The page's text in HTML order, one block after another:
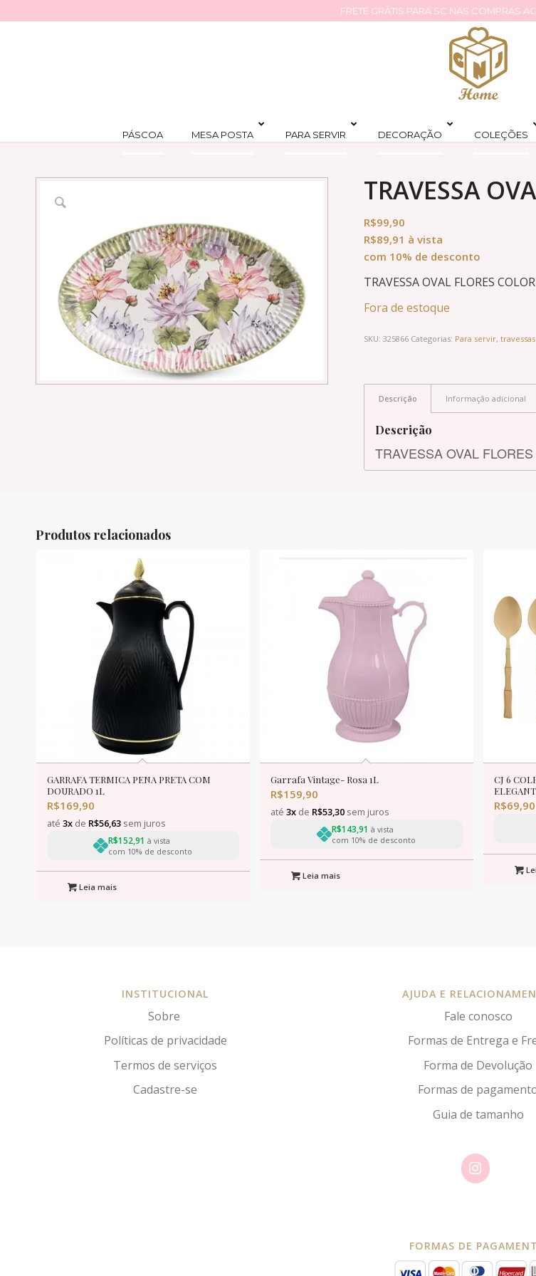
FRETE GRÁTIS PARA SC NAS COMPRAS
PÁSCOA MESA POSTA PARA SERVIR DECORAÇÃO COLEÇÕES
TRAVESSA
R$99,90
R$89,91 à vista
com 10% de desconto
TRAVESSA OVAL FLORES
Fora de estoque
SKU: 325866 Categorias: Para servir, travessas
Descrição Informação adicional
Descrição
TRAVESSA OVAL
Produtos relacionados
GARRAFA TERMICA PENA PRETA COM
DOURADO 1L
R$169,90
até 3x de R$56,63 sem juros
R$152,91 à vista
com 10% de desconto
Leia mais
Garrafa Vintage- Rosa 1L
R$159,90
até3x de R$53,30 sem juros
R$143,91 à vista
com 10% de desconto
Leia mais
CJ 6
R$69,90
INSTITUCIONAL
Sobre
Políticas de privacidade
Termos de serviços
Cadastre-se
AJUDA E
Fale conosco
Formas de Entrega e
Forma de Devolução
Formas de
Guia de tamanho
FORMAS DE